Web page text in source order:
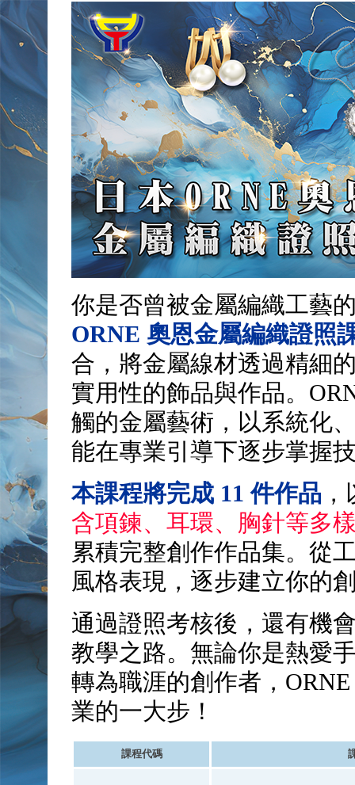
你是否曾被金屬編織工藝
ORNE 奧恩金屬編織證照
合，將金屬線材透過精細
實用性的飾品與作品。
觸的金屬藝術，以系統化
能在專業引導下逐步掌握
本課程將完成 11 件作品
含項鍊、耳環、胸針等多
累積完整創作作品集。從
風格表現，逐步建立你的
通過證照考核後，還有機
教學之路。無論你是熱愛
轉為職涯的創作者，
業的一大步！
課程代碼